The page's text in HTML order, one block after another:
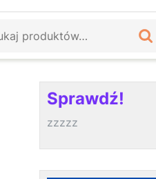
Sprawdź!
zzzzz